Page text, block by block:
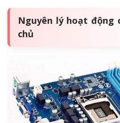
Nguyên lý hoạt động
chủ